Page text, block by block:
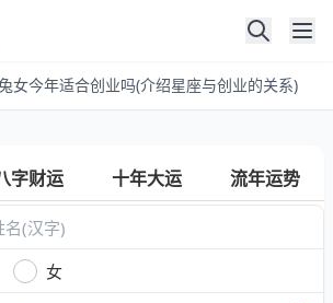
女今年适合创业吗(介绍星座与创业的关系)
字财运 十年大运 流年运势
女